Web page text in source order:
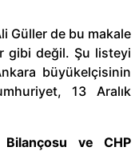
Güller de bu makale
gibi değil. Şu listeyi
büyükelçisinin
13 Aralık
Bilançosu ve CHP